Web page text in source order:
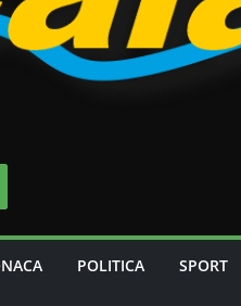
POLITICA SPORT